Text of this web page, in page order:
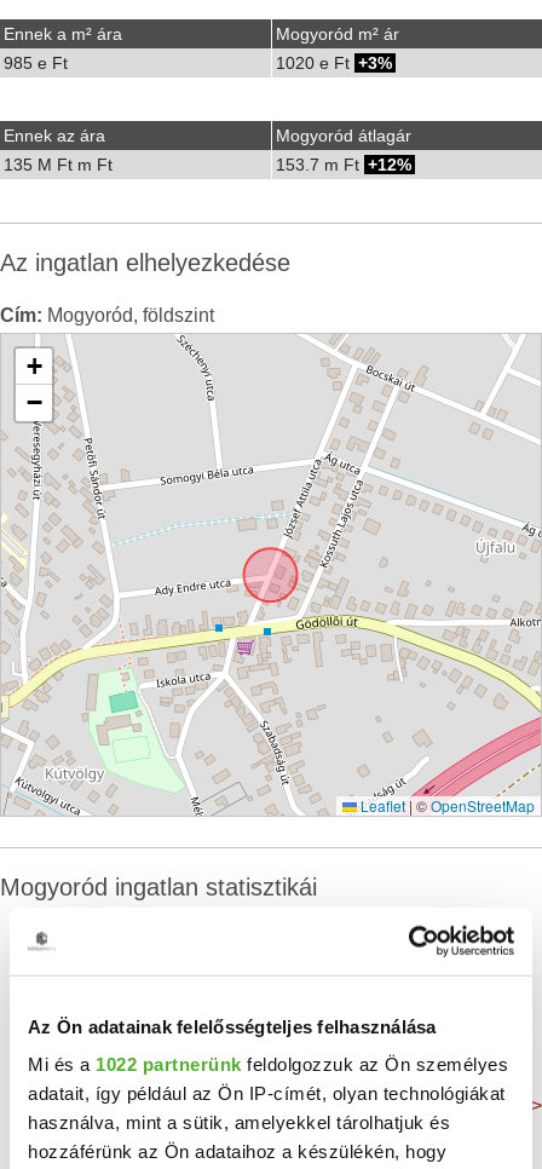
Az Ön adatainak felelősségteljes felhasználása
Mi és a 1022 partnerünk feldolgozzuk az Ön személyes
adatait, így például az Ön IP-címét, olyan technológiákat
használva, mint a sütik, amelyekkel tárolhatjuk és
hozzáférünk az Ön adataihoz a készülékén, hogy
Ennek a m² ára
Mogyoród m² ár
985 e Ft
1020 e Ft 3%
Ennek az ára
Mogyoród átlagár
135 M Ft m Ft
153.7 m Ft 12%
Az ingatlan elhelyezkedése
Cím: Mogyoród, földszint
+
−
Leaflet |©OpenStreetMap
Mogyoród ingatlan statisztikái
168 m² 6 437 Fő 2 335 db
Még több adat >